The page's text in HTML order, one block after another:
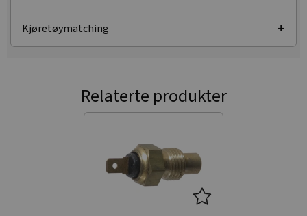
Kjøretøymatching
Relaterte produkter